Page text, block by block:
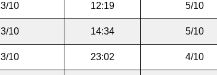
3/10 12:19 5/10
3/10 14:34 5/10
3/10 23:02 4/10